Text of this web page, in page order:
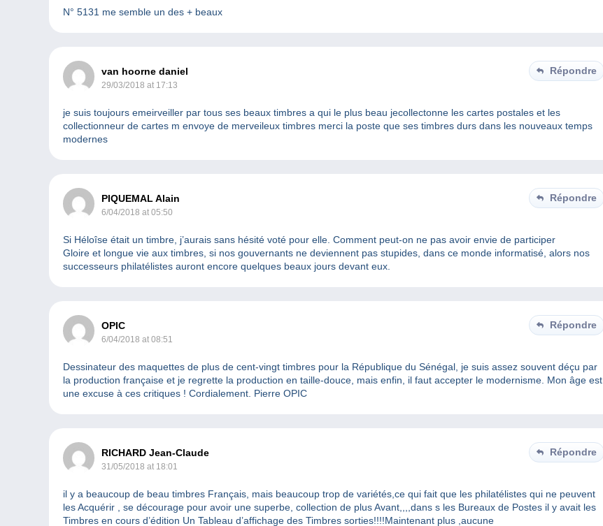
N° 5131 me semble un des + beaux
van hoorne daniel
29/03/2018 at 17:13
Répondre
je suis toujours emeirveiller par tous ses beaux timbres a qui le plus beau jecollectonne les cartes postales et les
collectionneur de cartes m envoye de merveileux timbres merci la poste que ses timbres durs dans les nouveaux temps
modernes
PIQUEMAL Alain
6/04/2018 at 05:50
Répondre
Si Héloîse était un timbre, j’aurais sans hésité voté pour elle. Comment peut-on ne pas avoir envie de participer
Gloire et longue vie aux timbres, si nos gouvernants ne deviennent pas stupides, dans ce monde informatisé, alors nos
successeurs philatélistes auront encore quelques beaux jours devant eux.
OPIC
6/04/2018 at 08:51
Répondre
Dessinateur des maquettes de plus de cent-vingt timbres pour la République du Sénégal, je suis assez souvent déçu par
la production française et je regrette la production en taille-douce, mais enfin, il faut accepter le modernisme. Mon âge est
une excuse à ces critiques ! Cordialement. Pierre OPIC
RICHARD Jean-Claude
31/05/2018 at 18:01
Répondre
il y a beaucoup de beau timbres Français, mais beaucoup trop de variétés,ce qui fait que les philatélistes qui ne peuvent
les Acquérir , se décourage pour avoir une superbe, collection de plus Avant,,,,dans s les Bureaux de Postes il y avait les
Timbres en cours d’édition Un Tableau d’affichage des Timbres sorties!!!!Maintenant plus ,aucune